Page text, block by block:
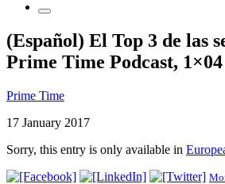
(Español) El Top 3 de las
Prime Time Podcast, 1×04
Prime Time
17 January 2017
Sorry, this entry is only available in